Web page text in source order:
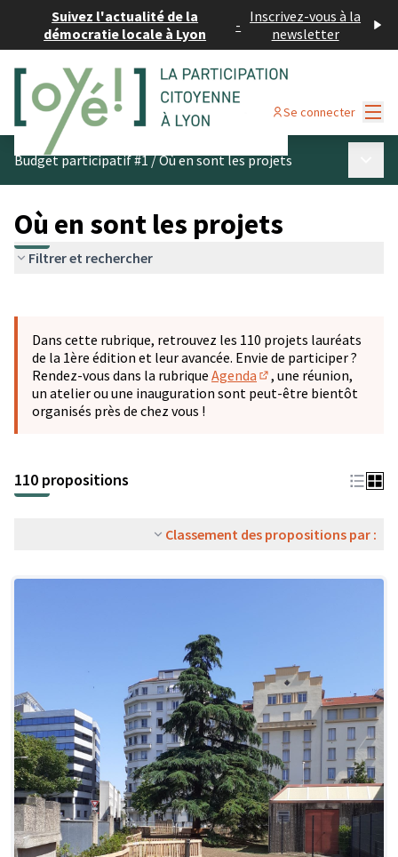
Suivez l'actualité de la
démocratie locale à Lyon
- Inscrivez-vous à la
newsletter
Se connecter
Budget participatif #1/Où en sont les projets
Où en sont les projets
Filtrer et rechercher
−
Dans cette rubrique, retrouvez les 110 projets lauréats
de la 1ère édition et leur avancée. Envie de participer ?
Rendez-vous dans la rubrique Agenda
(S'ouvre dans un
, une réunion,
un atelier ou une inauguration sont peut-être bientôt
organisés près de chez vous !
110 propositions
Classement des propositions par :